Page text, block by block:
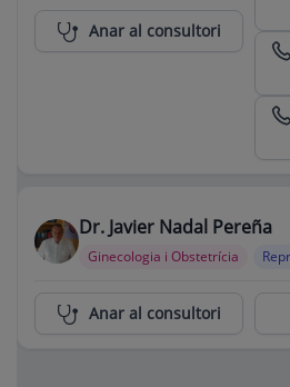
Anar al consultori
Dr. Javier Nadal Pereña
Ginecologia i Obstetrícia
Centro Médico Teknon
Anar al consultori